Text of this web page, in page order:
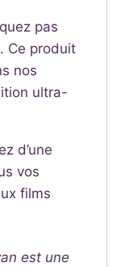
pas
Ce produit
nos
ultra-
d’une
vos
films
est une